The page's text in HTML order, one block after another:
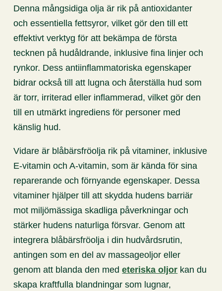
Denna mångsidiga olja är rik på antioxidanter
och essentiella fettsyror, vilket gör den till ett
effektivt verktyg för att bekämpa de första
tecknen på hudåldrande, inklusive fina linjer och
rynkor. Dess antiinflammatoriska egenskaper
bidrar också till att lugna och återställa hud som
är torr, irriterad eller inflammerad, vilket gör den
till en utmärkt ingrediens för personer med
känslig hud.
Vidare är blåbärsfröolja rik på vitaminer, inklusive
E-vitamin och A-vitamin, som är kända för sina
reparerande och förnyande egenskaper. Dessa
vitaminer hjälper till att skydda hudens barriär
mot miljömässiga skadliga påverkningar och
stärker hudens naturliga försvar. Genom att
integrera blåbärsfröolja i din hudvårdsrutin,
antingen som en del av massageoljor eller
genom att blanda den medeteriska oljor kan du
skapa kraftfulla blandningar som lugnar,